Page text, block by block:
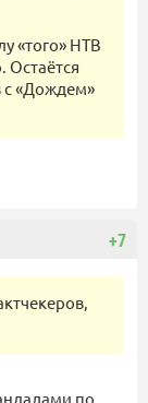
«того» НТВ
Остаётся
с «Дождем»
+7
по